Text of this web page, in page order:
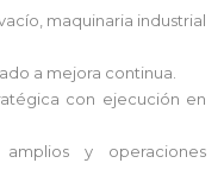
maquinaria industrial
a mejora continua.
con ejecución en
amplios y operaciones